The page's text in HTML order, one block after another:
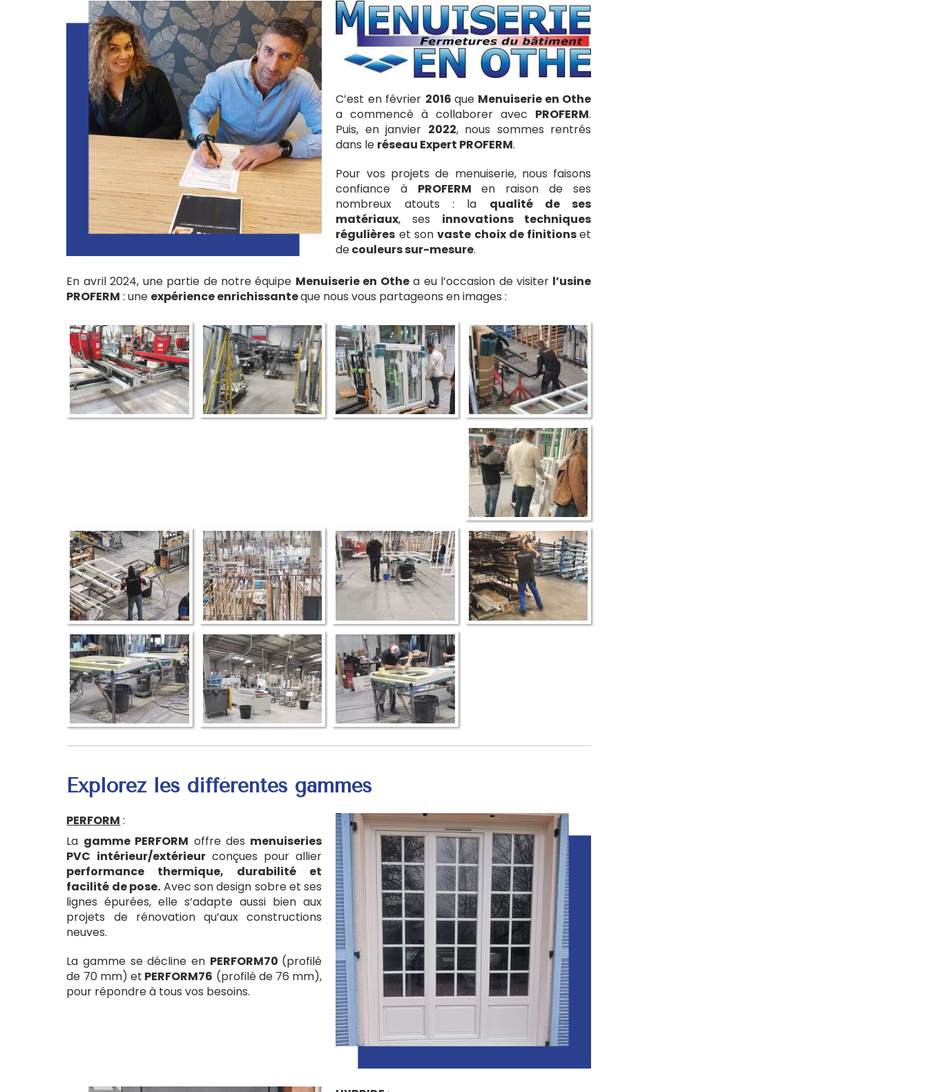
C’est en février 2016que Menuiserie en Othe
a commencé à collaborer avec PROFERM.
Puis, en janvier 2022, nous sommes rentrés
dans le réseau Expert PROFERM.
Pour vos projets de menuiserie, nous faisons
confiance à PROFERMen raison de ses
nombreux atouts : la qualité de ses
matériaux, ses innovations techniques
régulières et sonvaste choix de finitionset
decouleurs sur-mesure.
En avril 2024, une partie de notre équipe Menuiserie en Othea eu l’occasion de visiter l’usine
PROFERM : une expérience enrichissanteque nous vous partageons en images :
Explorez les différentes gammes
PERFORM :
La gamme PERFORM offre des menuiseries
PVC intérieur/extérieurconçues pour allier
performance thermique, durabilité et
facilité de pose. Avec son design sobre et ses
lignes épurées, elle s’adapte aussi bien aux
projets de rénovation qu’aux constructions
neuves.
La gamme se décline en PERFORM70 (profilé
de 70 mm) et PERFORM76 (profilé de 76 mm),
pour répondre à tous vos besoins.